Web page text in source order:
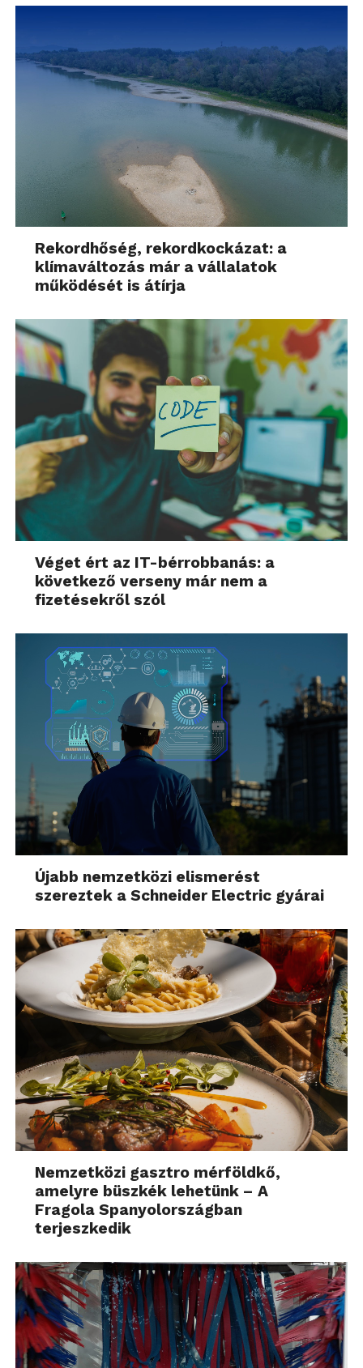
Rekordhőség, rekordkockázat: a
klímaváltozás már a vállalatok
működését is átírja
Véget ért az IT-bérrobbanás: a
következő verseny már nem a
fizetésekről szól
Újabb nemzetközi elismerést
szereztek a Schneider Electric gyárai
Nemzetközi gasztro mérföldkő,
amelyre büszkék lehetünk – A
Fragola Spanyolországban
terjeszkedik